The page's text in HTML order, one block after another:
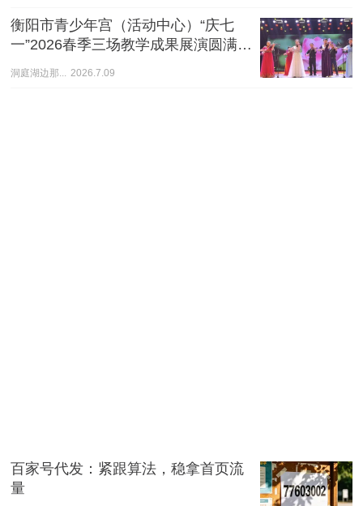
衡阳市青少年宫（活动中心）“庆七
一”2026春季三场教学成果展演圆满落
幕
洞庭湖边那... 2026.7.09
百家号代发：紧跟算法，稳拿首页流
量